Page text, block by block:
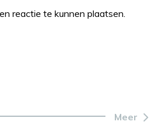
reactie te kunnen plaatsen.
Meer